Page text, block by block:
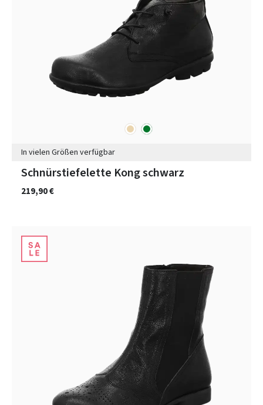
beigegrün
In vielen Größen verfügbar
Schnürstiefelette Kong schwarz
219,90 €